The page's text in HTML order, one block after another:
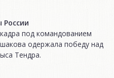
России
под командованием
одержала победу над
Тендра.